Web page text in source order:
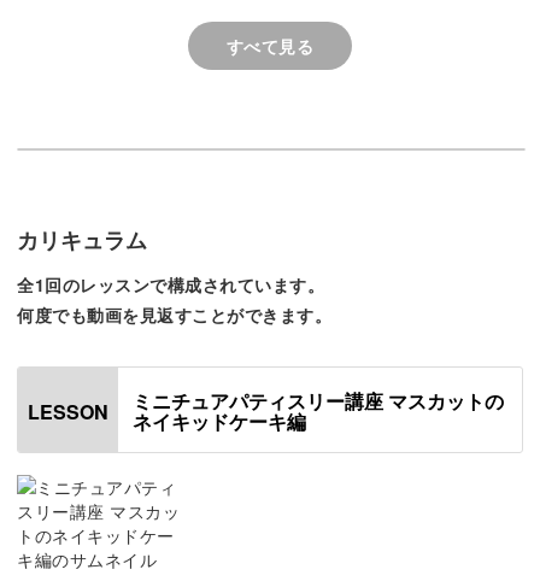
すべて見る
カリキュラム
全1回のレッスンで構成されています。
何度でも動画を見返すことができます。
LESSON ミニチュアパティスリー講座 マスカットの
ネイキッドケーキ編